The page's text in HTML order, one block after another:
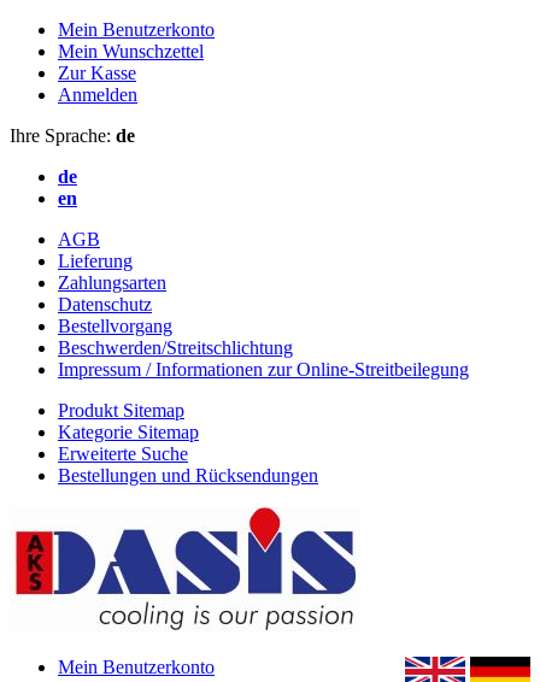
Mein Benutzerkonto
Mein Wunschzettel
Zur Kasse
Anmelden
Ihre Sprache: de
de
en
AGB
Lieferung
Zahlungsarten
Datenschutz
Bestellvorgang
Beschwerden/Streitschlichtung
Impressum / Informationen zur Online-Streitbeilegung
Produkt Sitemap
Kategorie Sitemap
Erweiterte Suche
Bestellungen und Rücksendungen
Mein Benutzerkonto